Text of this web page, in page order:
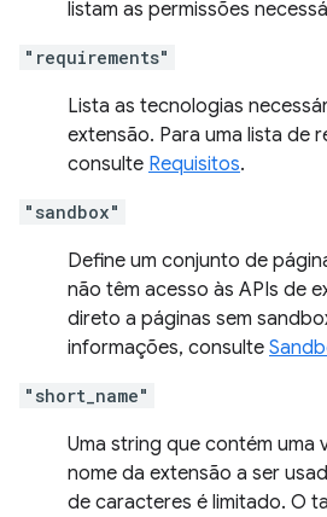
listam as permissões
"requirements"
Lista as tecnologias
extensão. Para uma lista de
consulte Requisitos.
"sandbox"
Define um conjunto de
não têm acesso às APIs de
direto a páginas sem
informações, consulte
"short_name"
Uma string que contém uma
nome da extensão a ser
de caracteres é limitado. O